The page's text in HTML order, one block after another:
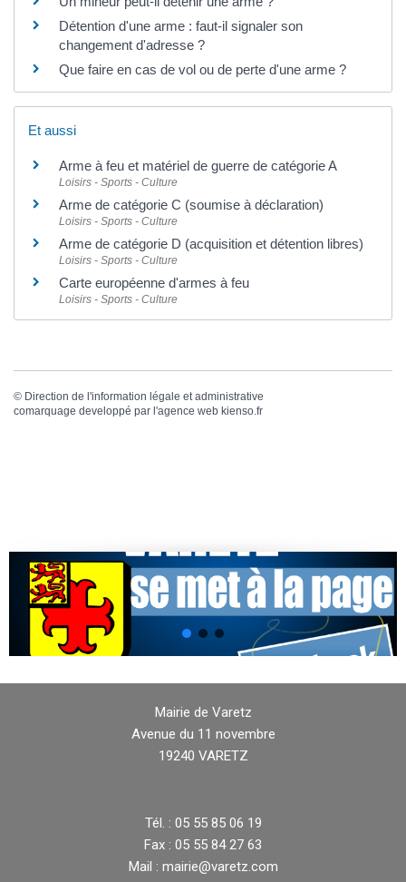
Détention d'une arme : faut-il signaler son
changement d'adresse ?
Que faire en cas de vol ou de perte d'une arme ?
Et aussi
Arme à feu et matériel de guerre de catégorie A
Loisirs - Sports - Culture
Arme de catégorie C (soumise à déclaration)
Loisirs - Sports - Culture
Arme de catégorie D (acquisition et détention libres)
Loisirs - Sports - Culture
Carte européenne d'armes à feu
Loisirs - Sports - Culture
© Direction de l'information légale et administrative
comarquage developpé par l'agence web kienso.fr
Mairie de Varetz
Avenue du 11 novembre
19240 VARETZ
Tél. : 05 55 85 06 19
Fax : 05 55 84 27 63
Mail : mairie@varetz.com